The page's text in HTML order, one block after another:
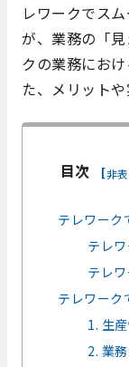
レワークでス
が、業務の「
クの業務にお
た、メリット
目次 [非
テレワーク
テレ
テレ
テレワーク
1. 生
2. 業